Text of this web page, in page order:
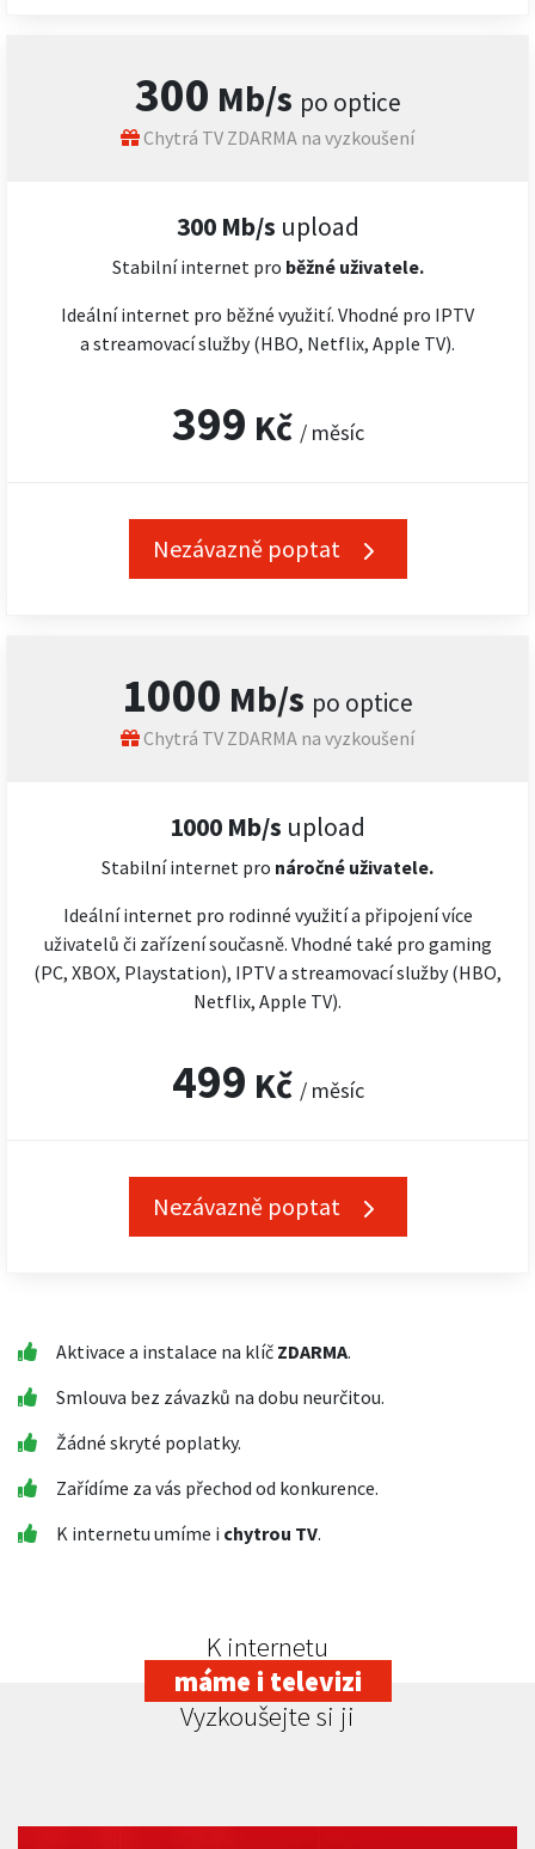
300 Mb/s po optice
Chytrá TV ZDARMA na vyzkoušení
300 Mb/s upload
Stabilní internet pro běžné uživatele.
Ideální internet pro běžné využití. Vhodné pro IPTV
a streamovací služby (HBO, Netflix, Apple TV).
399 Kč / měsíc
Nezávazně poptat
1000 Mb/s po optice
Chytrá TV ZDARMA na vyzkoušení
1000 Mb/s upload
Stabilní internet pro náročné uživatele.
Ideální internet pro rodinné využití a připojení více
uživatelů či zařízení současně. Vhodné také pro gaming
(PC, XBOX, Playstation), IPTV a streamovací služby (HBO,
Netflix, Apple TV).
499 Kč / měsíc
Nezávazně poptat
Aktivace a instalace na klíč ZDARMA.
Smlouva bez závazků na dobu neurčitou.
Žádné skryté poplatky.
Zařídíme za vás přechod od konkurence.
K internetu umíme i chytrou TV.
K internetu
máme i televizi
Vyzkoušejte si ji